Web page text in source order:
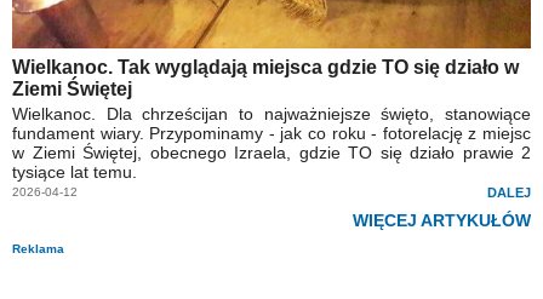
Wielkanoc. Tak wyglądają miejsca gdzie TO się działo w
Ziemi Świętej
Wielkanoc. Dla chrześcijan to najważniejsze święto, stanowiące
fundament wiary. Przypominamy - jak co roku - fotorelację z miejsc
w Ziemi Świętej, obecnego Izraela, gdzie TO się działo prawie 2
tysiące lat temu.
2026-04-12 DALEJ
WIĘCEJ ARTYKUŁÓW
Reklama